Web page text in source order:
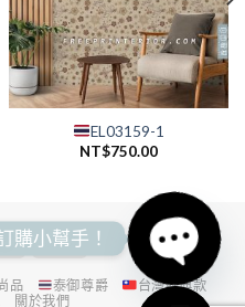
EL03159-1
NT$750.00
品 泰御尊爵
台灣經典款
關於我們
購小幫手！
OPEN